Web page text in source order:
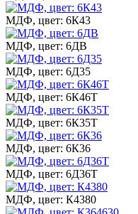
МДФ, цвет: 6К43
МДФ, цвет: 6ДВ
МДФ, цвет: 6Д35
МДФ, цвет: 6К46Т
МДФ, цвет: 6К35Т
МДФ, цвет: 6К36
МДФ, цвет: 6Д36Т
МДФ, цвет: К4380